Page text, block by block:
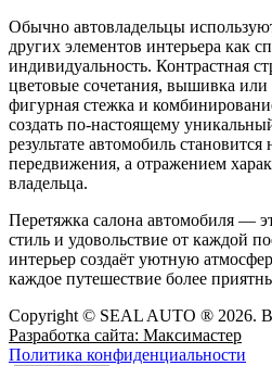
Обычно автовладельцы
других элементов интерьера как
индивидуальность. Контрастная
цветовые сочетания, вышивка или
фигурная стежка и
создать по-настоящему
результате автомобиль
передвижения, а отражением
владельца.
Перетяжка салона автомобиля —
стиль и удовольствие от каждой
интерьер создаёт уютную
каждое путешествие более
Copyright © SEAL AUTO ® 2026.
Разработка сайта: Максимастер
Политика конфиденциальности